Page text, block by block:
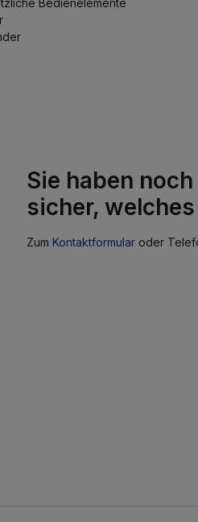
Sie haben
sicher,
Zum Kontaktformular oder